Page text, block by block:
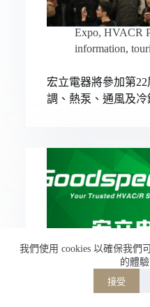
我們使用 cookies 以確保我們
的體驗
接受
Expo, HVACR
information,
宏立電器將參加第
調、熱泵、通風及